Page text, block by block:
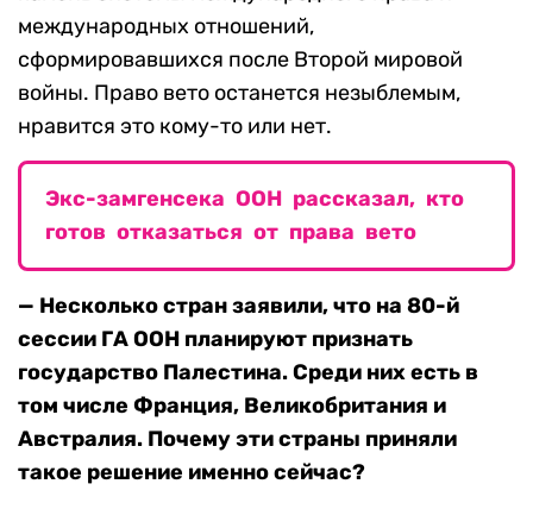
международных отношений,
сформировавшихся после Второй мировой
войны. Право вето останется незыблемым,
нравится это кому-то или нет.
Экс-замгенсека ООН рассказал, кто
готов отказаться от права вето
— Несколько стран заявили, что на 80-й
сессии ГА ООН планируют признать
государство Палестина. Среди них есть в
том числе Франция, Великобритания и
Австралия. Почему эти страны приняли
такое решение именно сейчас?